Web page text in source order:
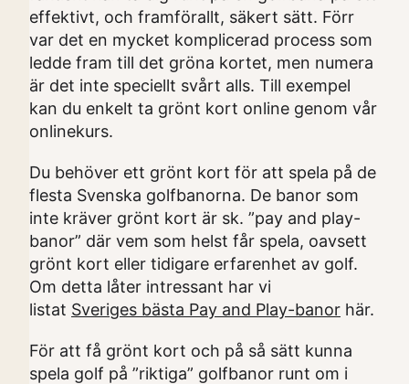
effektivt, och framförallt, säkert sätt. Förr
var det en mycket komplicerad process som
ledde fram till det gröna kortet, men numera
är det inte speciellt svårt alls. Till exempel
kan du enkelt ta grönt kort online genom vår
onlinekurs.
Du behöver ett grönt kort för att spela på de
flesta Svenska golfbanorna. De banor som
inte kräver grönt kort är sk. ”pay and play-
banor” där vem som helst får spela, oavsett
grönt kort eller tidigare erfarenhet av golf.
Om detta låter intressant har vi
listat Sveriges bästa Pay and Play-banor här.
För att få grönt kort och på så sätt kunna
spela golf på ”riktiga” golfbanor runt om i